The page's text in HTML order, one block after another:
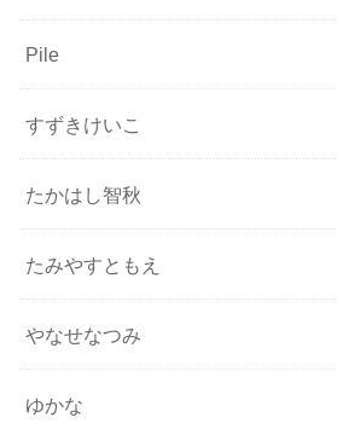
Pile
すずきけいこ
たかはし智秋
たみやすともえ
やなせなつみ
ゆかな